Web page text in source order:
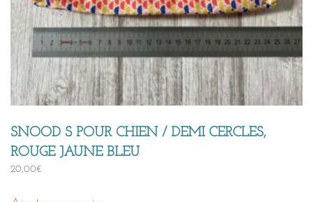
SNOOD S POUR CHIEN / DEMI CERCLES,
ROUGE JAUNE BLEU
20,00€